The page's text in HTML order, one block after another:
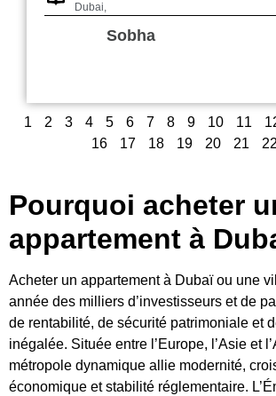
Dubai,
Sobha
1 2 3 4 5 6 7 8 9 10 11
16
17 18 19 20 21 22
Pourquoi acheter
appartement à
Acheter un appartement à Dubaï ou une
année des milliers d’investisseurs et de
de rentabilité, de sécurité patrimoniale et
inégalée. Située entre l’Europe, l’Asie et
métropole dynamique allie modernité,
économique et stabilité réglementaire.